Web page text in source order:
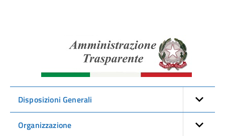
Disposizioni Generali
Organizzazione